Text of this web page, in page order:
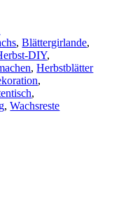
,Blättergirlande,
DIY,
,Herbstblätter
,
,
,Wachsreste